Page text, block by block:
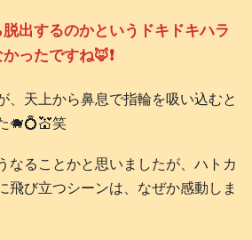
出するのかというドキドキハラ
ったですね🦊❗️
、天上から鼻息で指輪を吸い込むと
🐗💍💒笑
なることかと思いましたが、ハトカ
飛び立つシーンは、なぜか感動しま